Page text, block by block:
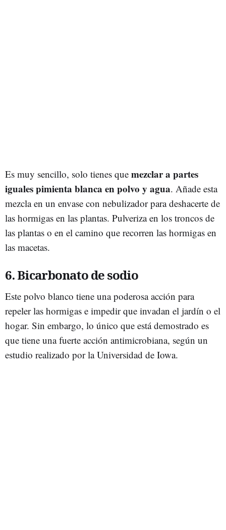
Es muy sencillo, solo tienes que mezclar a partes
iguales pimienta blanca en polvo y agua. Añade esta
mezcla en un envase con nebulizador para deshacerte de
las hormigas en las plantas. Pulveriza en los troncos de
las plantas o en el camino que recorren las hormigas en
las macetas.
6. Bicarbonato de sodio
Este polvo blanco tiene una poderosa acción para
repeler las hormigas e impedir que invadan el jardín o el
hogar. Sin embargo, lo único que está demostrado es
que tiene una fuerte acción antimicrobiana, según un
estudio realizado por la Universidad de Iowa.